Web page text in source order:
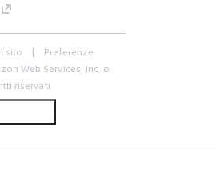
sito
Preferenze
Web Services, Inc. o
riservati.